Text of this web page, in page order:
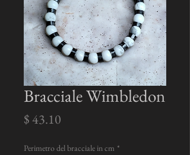
Bracciale Wimbledon
$ 43.10
Perimetro del bracciale in cm *